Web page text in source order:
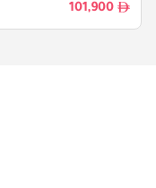
101,900